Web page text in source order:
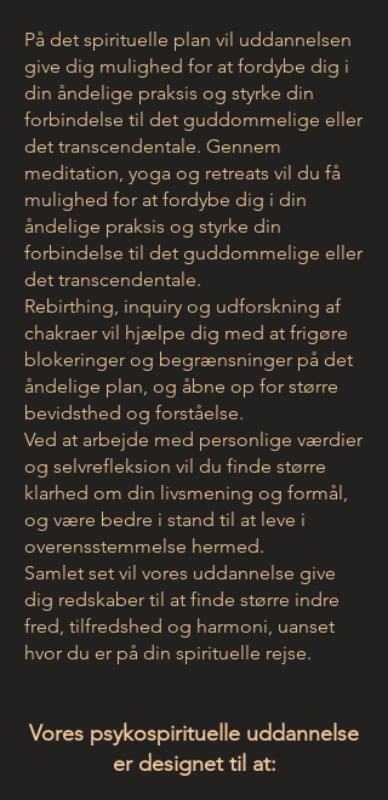
På det spirituelle plan vil uddannelsen
give dig mulighed for at fordybe dig i
din åndelige praksis og styrke din
forbindelse til det guddommelige eller
det transcendentale. Gennem
meditation, yoga og retreats vil du få
mulighed for at fordybe dig i din
åndelige praksis og styrke din
forbindelse til det guddommelige eller
det transcendentale.
Rebirthing, inquiry og udforskning af
chakraer vil hjælpe dig med at frigøre
blokeringer og begrænsninger på det
åndelige plan, og åbne op for større
bevidsthed og forståelse.
Ved at arbejde med personlige værdier
og selvrefleksion vil du finde større
klarhed om din livsmening og formål,
og være bedre i stand til at leve i
overensstemmelse hermed.
Samlet set vil vores uddannelse give
dig redskaber til at finde større indre
fred, tilfredshed og harmoni, uanset
hvor du er på din spirituelle rejse.
Vores psykospirituelle uddannelse
er designet til at: